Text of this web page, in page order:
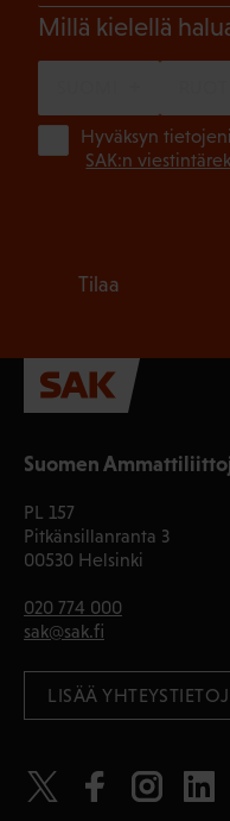
Suomen
PL 157
Pitkänsillanranta 3
00530 Helsinki
020 774 000
sak@sak.fi
LISÄÄ
Millä kielellä
Hyväksyn
SAK:n
Tilaa